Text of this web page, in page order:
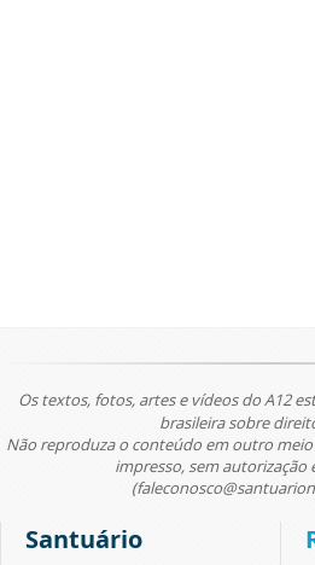
Os textos, fotos, artes e vídeos do A12
brasileira sobre
Não reproduza o conteúdo em outro
impresso, sem autorização
Santuário